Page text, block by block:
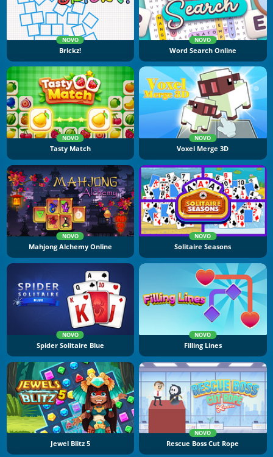
NOVO
Brickz!
NOVO
Word Search Online
NOVO
Tasty Match
NOVO
Voxel Merge 3D
NOVO
Mahjong Alchemy Online
NOVO
Solitaire Seasons
NOVO
Spider Solitaire Blue
NOVO
Filling Lines
Jewel Blitz 5
NOVO
Rescue Boss Cut Rope